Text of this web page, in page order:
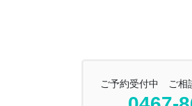
ご予約受付中 ご相